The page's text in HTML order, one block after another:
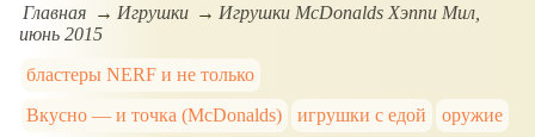
Главная Игрушки
Игрушки McDonalds Хэппи Мил,
июнь 2015
бластеры NERF и не только
Вкусно — и точка (McDonalds)
игрушки с едой
оружие